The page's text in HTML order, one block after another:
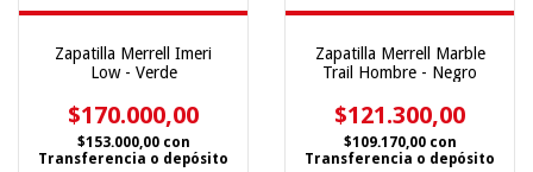
Zapatilla Merrell Imeri
Low - Verde
$170.000,00
$153.000,00 con
Transferencia o depósito
Zapatilla Merrell Marble
Trail Hombre - Negro
$121.300,00
$109.170,00 con
Transferencia o depósito